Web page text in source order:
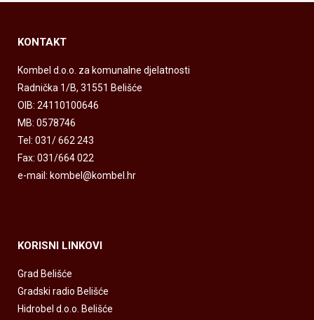
KONTAKT
Kombel d.o.o. za komunalne djelatnosti
Radnička 1/B, 31551 Belišće
OIB: 24110100646
MB: 0578746
Tel: 031/ 662 243
Fax: 031/664 022
e-mail: kombel@kombel.hr
KORISNI LINKOVI
Grad Belišće
Gradski radio Belišće
Hidrobel d.o.o. Belišće